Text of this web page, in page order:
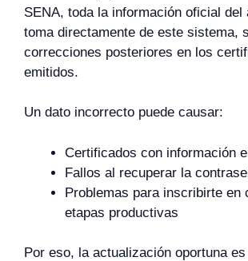
SENA, toda la información oficial del
toma directamente de este sistema,
correcciones posteriores en los
emitidos.
Un dato incorrecto puede causar:
Certificados con información
Fallos al recuperar la
Problemas para inscribirte en
etapas productivas
Por eso, la actualización oportuna